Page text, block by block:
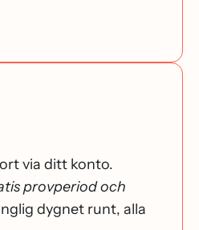
via ditt konto.
provperiod och
dygnet runt, alla